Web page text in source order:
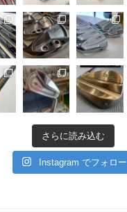
さらに読み込む
Instagram でフォロー